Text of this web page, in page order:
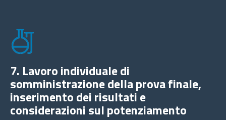
7. Lavoro individuale di
somministrazione della prova finale,
inserimento dei risultati e
considerazioni sul potenziamento